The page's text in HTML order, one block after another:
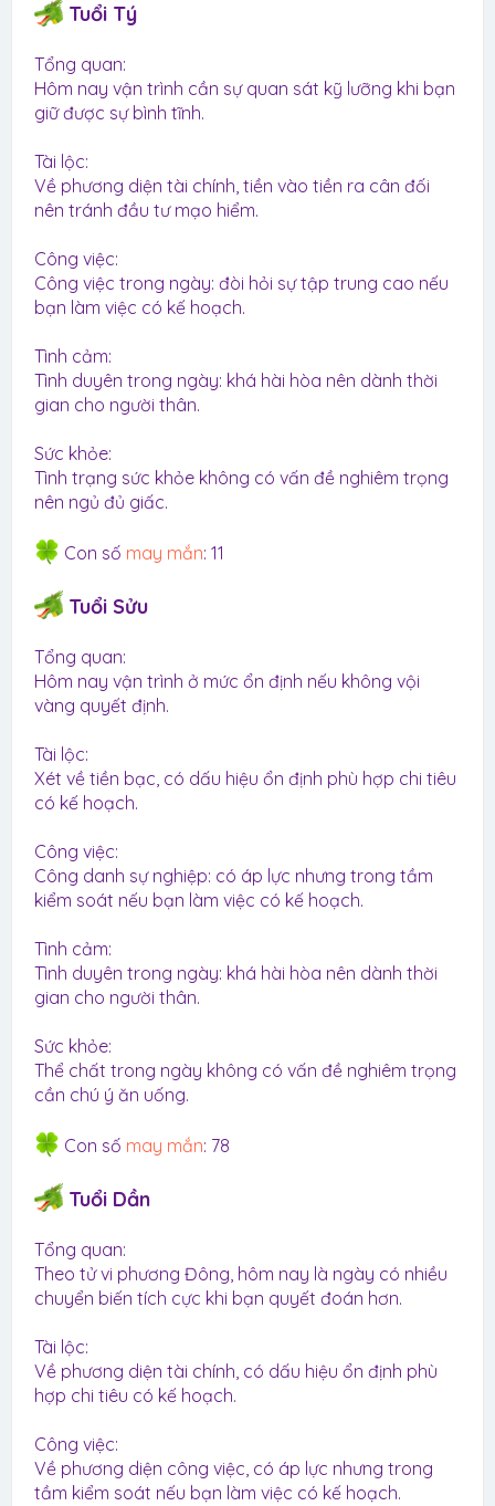
Tuổi Tý
Tổng quan:
Hôm nay vận trình cần sự quan sát kỹ lưỡng khi bạn
giữ được sự bình tĩnh.
Tài lộc:
Về phương diện tài chính, tiền vào tiền ra cân đối
nên tránh đầu tư mạo hiểm.
Công việc:
Công việc trong ngày: đòi hỏi sự tập trung cao nếu
bạn làm việc có kế hoạch.
Tình cảm:
Tình duyên trong ngày: khá hài hòa nên dành thời
gian cho người thân.
Sức khỏe:
Tình trạng sức khỏe không có vấn đề nghiêm trọng
nên ngủ đủ giấc.
Con số may mắn: 11
Tuổi Sửu
Tổng quan:
Hôm nay vận trình ở mức ổn định nếu không vội
vàng quyết định.
Tài lộc:
Xét về tiền bạc, có dấu hiệu ổn định phù hợp chi tiêu
có kế hoạch.
Công việc:
Công danh sự nghiệp: có áp lực nhưng trong tầm
kiểm soát nếu bạn làm việc có kế hoạch.
Tình cảm:
Tình duyên trong ngày: khá hài hòa nên dành thời
gian cho người thân.
Sức khỏe:
Thể chất trong ngày không có vấn đề nghiêm trọng
cần chú ý ăn uống.
Con số may mắn: 78
Tuổi Dần
Tổng quan:
Theo tử vi phương Đông, hôm nay là ngày có nhiều
chuyển biến tích cực khi bạn quyết đoán hơn.
Tài lộc:
Về phương diện tài chính, có dấu hiệu ổn định phù
hợp chi tiêu có kế hoạch.
Công việc:
Về phương diện công việc, có áp lực nhưng trong
tầm kiểm soát nếu bạn làm việc có kế hoạch.